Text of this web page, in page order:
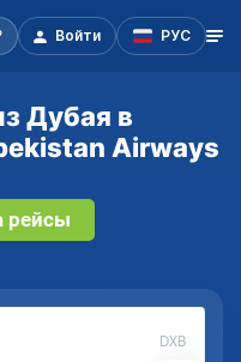
Войти РУС
Дубая в
Airways
рейсы
DXB